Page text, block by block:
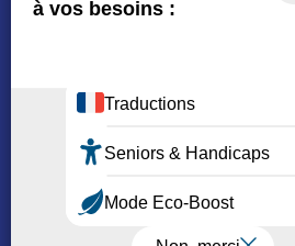
Réseaux sociaux
© ALFI 2025 – Création